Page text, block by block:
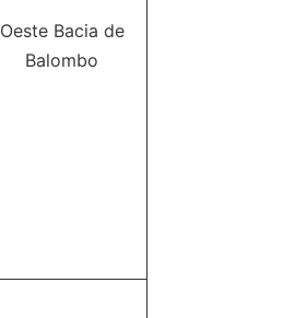
Oeste Bacia de
Balombo